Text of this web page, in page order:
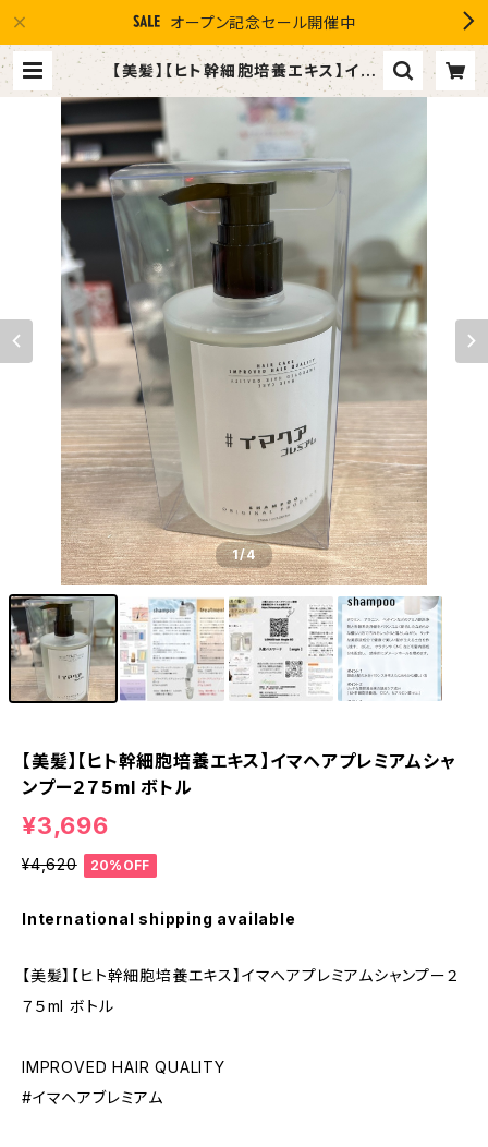
オープン記念セール開催中
【美髪】【ヒト幹細胞培養エキス】イマ
ヘアプレミアムシャンプー２７５ml ボ
トル | １０％OFF スマイルグループ
感謝店 #イマヘア the U 強髪
1/4
【美髪】【ヒト幹細胞培養エキス】イマヘアプレミアムシャ
ンプー２７５ml ボトル
¥3,696
¥4,620 20%OFF
International shipping available
【美髪】【ヒト幹細胞培養エキス】イマヘアプレミアムシャンプー２
７５ml ボトル
IMPROVED HAIR QUALITY
#イマヘアブレミアム